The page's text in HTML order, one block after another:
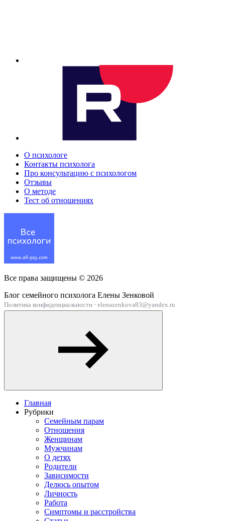
О психологе
Контакты психолога
Про консультацию с психологом
Отзывы
О методе
Тест об отношениях
Все права защищены © 2026
Блог семейного психолога Елены Зенковой
Политика конфиденциальности · elenazenkova83@yandex.ru
Главная
Рубрики
Семейным парам
Отношения
Женщинам
Мужчинам
О детях
Родители
Зависимости
Делюсь опытом
Личность
Работа
Симптомы и расстройства